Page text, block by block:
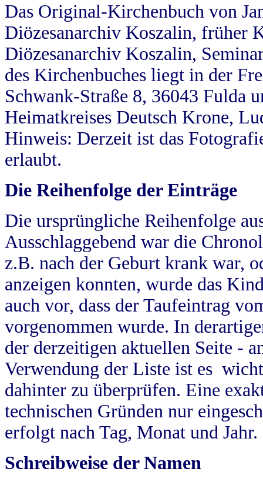
Das Original-Kirchenbuch von
Diözesanarchiv Koszalin, früher
Diözesanarchiv Koszalin,
des Kirchenbuches liegt in der
Schwank-Straße 8, 36043 Fulda
Heimatkreises Deutsch Krone,
Hinweis: Derzeit ist das
erlaubt.
Die Reihenfolge der Einträge
Die ursprüngliche Reihenfolge
Ausschlaggebend war die
z.B. nach der Geburt krank war,
anzeigen konnten, wurde das
auch vor, dass der Taufeintrag
vorgenommen wurde. In
der derzeitigen aktuellen Seite -
Verwendung der Liste ist es
dahinter zu überprüfen. Eine
technischen Gründen nur
erfolgt nach Tag, Monat und Jahr.
Schreibweise der Namen